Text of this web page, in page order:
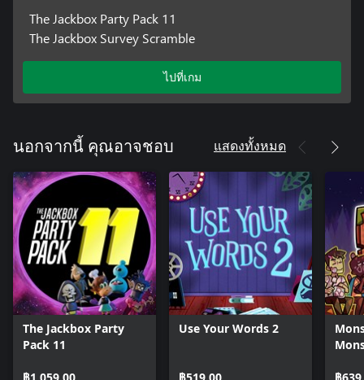
The Jackbox Party Pack 11
The Jackbox Survey Scramble
ไปที่เกม
นอกจากนี้ คุณอาจชอบ แสดงทั้งหมด
The Jackbox Party
Pack 11
Use Your Words 2